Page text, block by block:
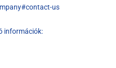
us
információk: